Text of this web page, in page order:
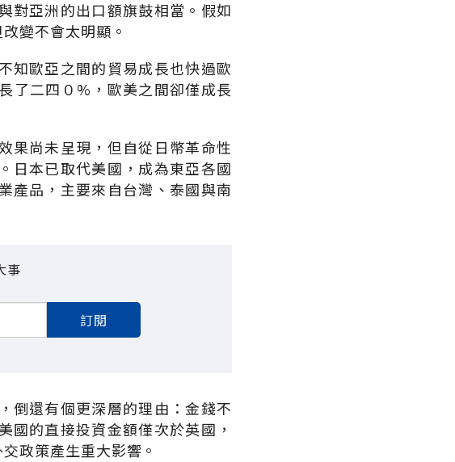
對亞洲的出口額旗鼓相當。假如
變不會太明顯。
知歐亞之間的貿易成長也快過歐
了二四０%，歐美之間卻僅成長
果尚未呈現，但自從日幣革命性
日本已取代美國，成為東亞各國
產品，主要來自台灣、泰國與南
事
訂閱
倒還有個更深層的理由：金錢不
國的直接投資金額僅次於英國，
政策產生重大影響。